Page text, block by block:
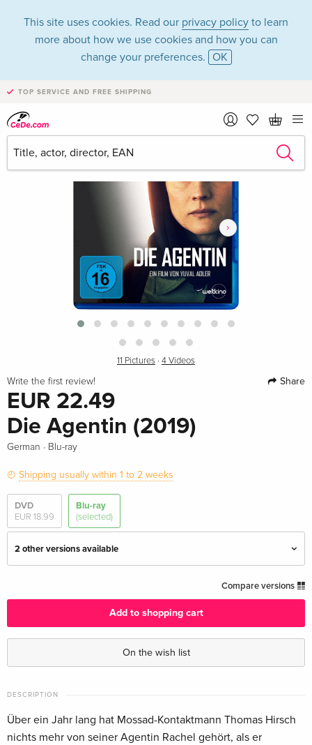
This site uses cookies. Read our privacy policy to learn
more about how we use cookies and how you can
change your preferences. OK
TOP SERVICE AND FREE SHIPPING
›
11 Pictures · 4 Videos
Write the first review! Share
EUR 22.49
Die Agentin (2019)
German · Blu-ray
Shipping usually within 1 to 2 weeks
DVD
EUR 18.99
Blu-ray
(selected)
2 other versions available
EUR 22.49
Italian
Compare versions
Add to shopping cart
On the wish list
DESCRIPTION
Über ein Jahr lang hat Mossad-Kontaktmann Thomas Hirsch
nichts mehr von seiner Agentin Rachel gehört, als er